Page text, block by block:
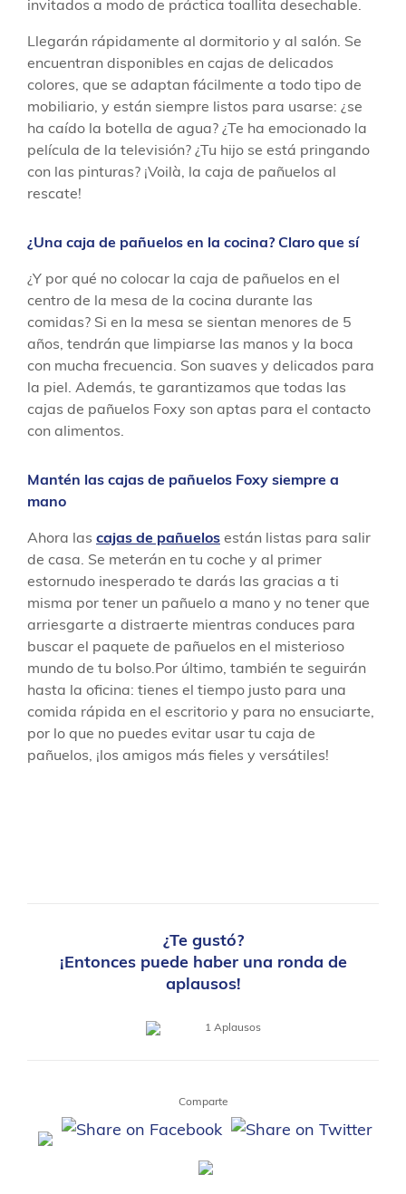
invitados a modo de práctica toallita desechable.
Llegarán rápidamente al dormitorio y al salón. Se
encuentran disponibles en cajas de delicados
colores, que se adaptan fácilmente a todo tipo de
mobiliario, y están siempre listos para usarse: ¿se
ha caído la botella de agua? ¿Te ha emocionado la
película de la televisión? ¿Tu hijo se está pringando
con las pinturas? ¡Voilà, la caja de pañuelos al
rescate!
¿Una caja de pañuelos en la cocina? Claro que sí
¿Y por qué no colocar la caja de pañuelos en el
centro de la mesa de la cocina durante las
comidas? Si en la mesa se sientan menores de 5
años, tendrán que limpiarse las manos y la boca
con mucha frecuencia. Son suaves y delicados para
la piel. Además, te garantizamos que todas las
cajas de pañuelos Foxy son aptas para el contacto
con alimentos.
Mantén las cajas de pañuelos Foxy siempre a
mano
Ahora las cajas de pañuelos están listas para salir
de casa. Se meterán en tu coche y al primer
estornudo inesperado te darás las gracias a ti
misma por tener un pañuelo a mano y no tener que
arriesgarte a distraerte mientras conduces para
buscar el paquete de pañuelos en el misterioso
mundo de tu bolso.Por último, también te seguirán
hasta la oficina: tienes el tiempo justo para una
comida rápida en el escritorio y para no ensuciarte,
por lo que no puedes evitar usar tu caja de
pañuelos, ¡los amigos más fieles y versátiles!
¿Te gustó?
¡Entonces puede haber una ronda de
aplausos!
1Aplausos
Comparte